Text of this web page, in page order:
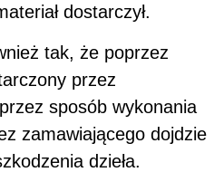
dostarczył.
tak, że poprzez
przez
sposób wykonania
zamawiającego dojdzie
dzieła.